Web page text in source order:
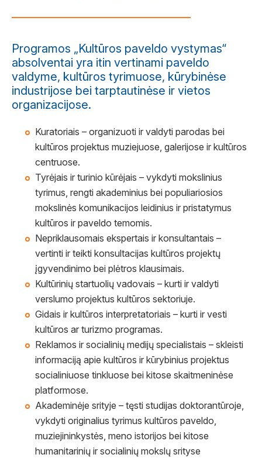
Programos „Kultūros paveldo vystymas“
absolventai yra itin vertinami paveldo
valdyme, kultūros tyrimuose, kūrybinėse
industrijose bei tarptautinėse ir vietos
organizacijose.
Kuratoriais – organizuoti ir valdyti parodas bei
kultūros projektus muziejuose, galerijose ir kultūros
centruose.
Tyrėjais ir turinio kūrėjais – vykdyti mokslinius
tyrimus, rengti akademinius bei populiariosios
mokslinės komunikacijos leidinius ir pristatymus
kultūros ir paveldo temomis.
Nepriklausomais ekspertais ir konsultantais –
vertinti ir teikti konsultacijas kultūros projektų
įgyvendinimo bei plėtros klausimais.
Kultūrinių startuolių vadovais – kurti ir valdyti
verslumo projektus kultūros sektoriuje.
Gidais ir kultūros interpretatoriais – kurti ir vesti
kultūros ar turizmo programas.
Reklamos ir socialinių medijų specialistais – skleisti
informaciją apie kultūros ir kūrybinius projektus
socialiniuose tinkluose bei kitose skaitmeninėse
platformose.
Akademinėje srityje – tęsti studijas doktorantūroje,
vykdyti originalius tyrimus kultūros paveldo,
muziejininkystės, meno istorijos bei kitose
humanitarinių ir socialinių mokslų srityse